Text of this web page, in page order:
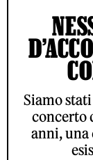
Siamo
concerto
anni, una